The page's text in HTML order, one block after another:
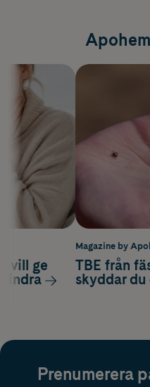
vill ge
lindra
Magazine by
TBE från
skyddar du
Prenumerera